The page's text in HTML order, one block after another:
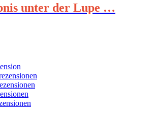
unter der Lupe …